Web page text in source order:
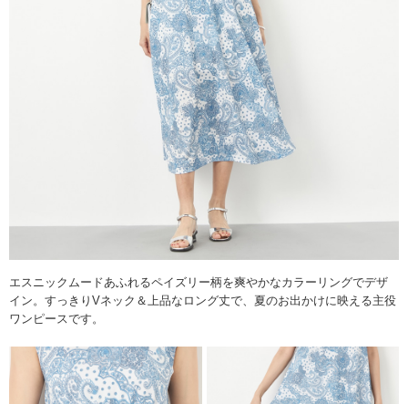
エスニックムードあふれるペイズリー柄を爽やかなカラーリングでデザ
イン。すっきりVネック＆上品なロング丈で、夏のお出かけに映える主役
ワンピースです。